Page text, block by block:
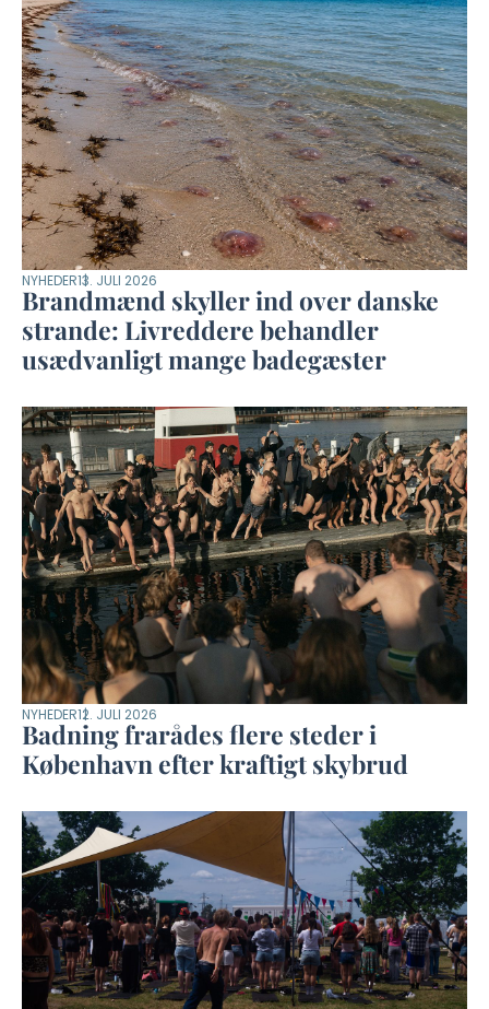
NYHEDER13. JULI 2026
Brandmænd skyller ind over danske
strande: Livreddere behandler
usædvanligt mange badegæster
NYHEDER12. JULI 2026
Badning frarådes flere steder i
København efter kraftigt skybrud